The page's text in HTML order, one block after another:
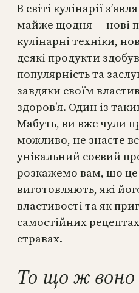
В світі кулінарії
майже щодня — нові
кулінарні техніки,
деякі продукти
популярність та
завдяки своїм
здоров’я. Один із
Мабуть, ви вже чули
можливо, не знаєте
унікальний соєвий
розкажемо вам, що це
виготовляють, які
властивості та як
самостійних
стравах.
То що ж